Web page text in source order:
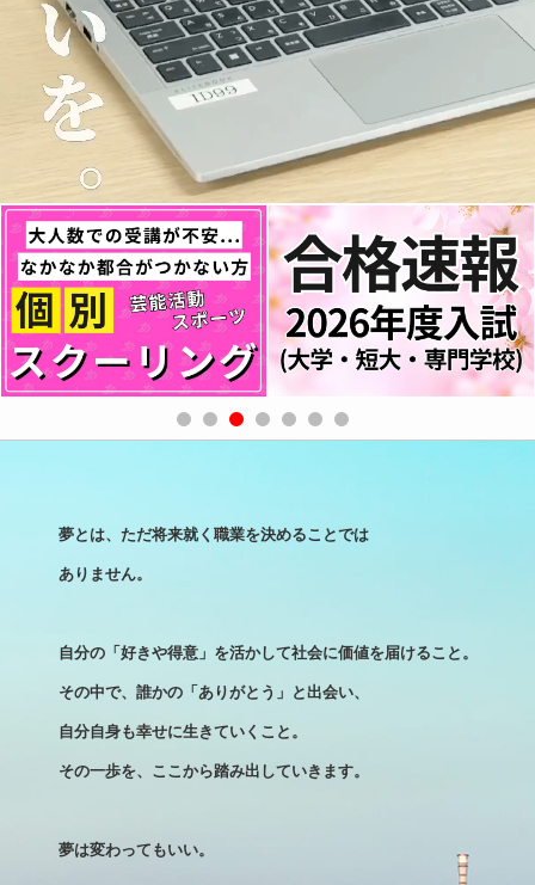
夢とは、ただ将来就く職業を決めることでは
ありません。
自分の「好きや得意」を活かして社会に価値を届けること。
その中で、誰かの「ありがとう」と出会い、
自分自身も幸せに生きていくこと。
その一歩を、ここから踏み出していきます。
夢は変わってもいい。